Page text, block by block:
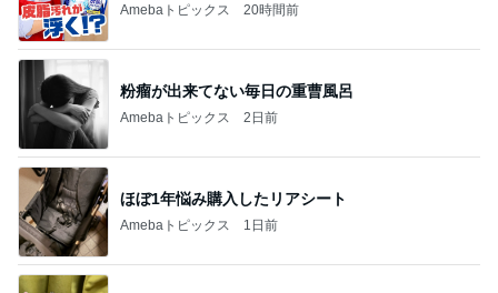
Amebaトピックス 20時間前
粉瘤が出来てない毎日の重曹風呂
Amebaトピックス 2日前
ほぼ1年悩み購入したリアシート
Amebaトピックス 1日前